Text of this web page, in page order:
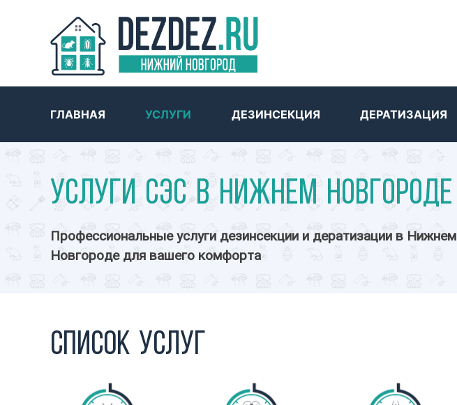
ГЛАВНАЯ УСЛУГИ ДЕЗИНСЕКЦИЯ ДЕРАТИЗАЦИЯ
Услуги СЭС в Нижнем Новгороде
Профессиональные услуги дезинсекции и дератизации в Нижнем
Новгороде для вашего комфорта
Список услуг